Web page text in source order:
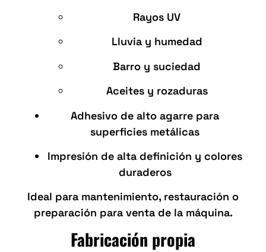
Rayos UV
Lluvia y humedad
Barro y suciedad
Aceites y rozaduras
Adhesivo de alto agarre para
superficies metálicas
Impresión de alta definición y colores
duraderos
Ideal para mantenimiento, restauración o
preparación para venta de la máquina.
Fabricación propia